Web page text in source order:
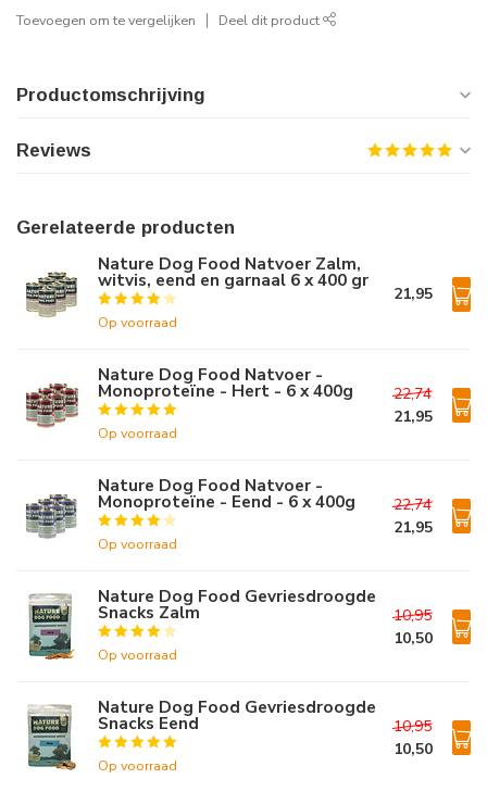
Toevoegen om te vergelijken Deel dit product
Productomschrijving
Reviews
Gerelateerde producten
Nature Dog Food Natvoer Zalm,
witvis, eend en garnaal 6 x 400 gr
Op voorraad
21,95
Nature Dog Food Natvoer -
Monoproteïne - Hert - 6 x 400g
Op voorraad
22,74
21,95
Nature Dog Food Natvoer -
Monoproteïne - Eend - 6 x 400g
Op voorraad
22,74
21,95
Nature Dog Food Gevriesdroogde
Snacks Zalm
Op voorraad
10,95
10,50
Nature Dog Food Gevriesdroogde
Snacks Eend
Op voorraad
10,95
10,50